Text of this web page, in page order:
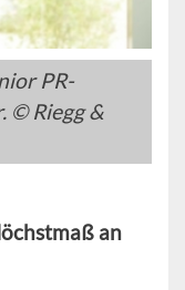
PR-
© Riegg &
an